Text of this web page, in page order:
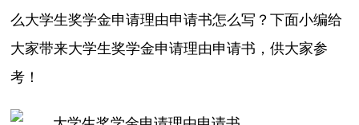
么大学生奖学金申请理由申请书怎么写？下面小编给
大家带来大学生奖学金申请理由申请书，供大家参
考！